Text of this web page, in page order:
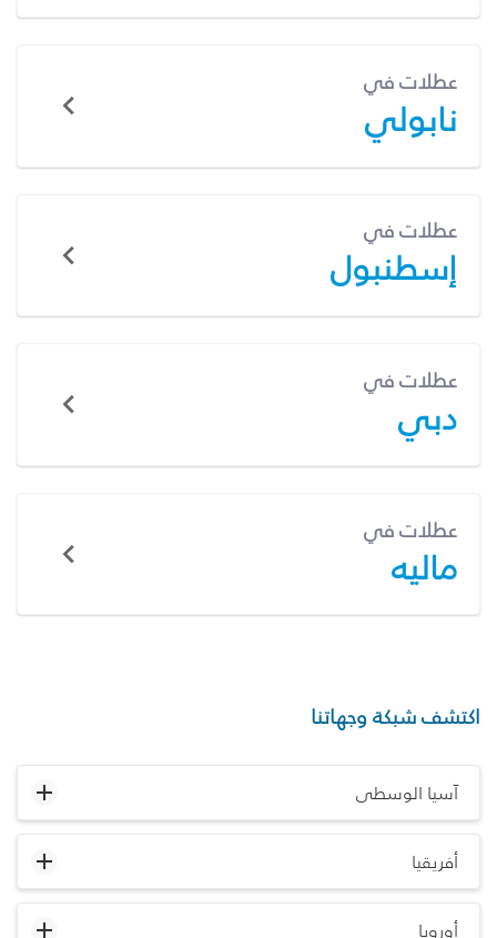
عطلات في
نابولي
عطلات في
إسطنبول
عطلات في
دبي
عطلات في
ماليه
اكتشف شبكة وجهاتنا
آسيا الوسطى
أفريقيا
أوروبا